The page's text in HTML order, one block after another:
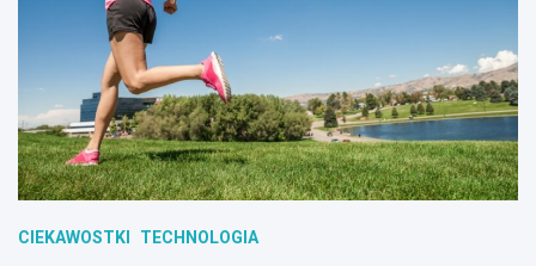
CIEKAWOSTKI TECHNOLOGIA